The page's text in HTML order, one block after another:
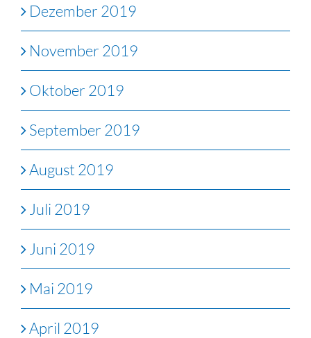
Dezember 2019
November 2019
Oktober 2019
September 2019
August 2019
Juli 2019
Juni 2019
Mai 2019
April 2019